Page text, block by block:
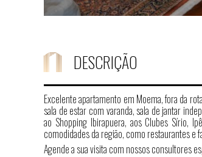
DESCRIÇÃO
Excelente apartamento em Moema, fora da
sala de estar com varanda, sala de jantar
ao Shopping Ibirapuera, aos Clubes Sírio,
comodidades da região, como restaurantes e
Agende a sua visita com nossos consultores